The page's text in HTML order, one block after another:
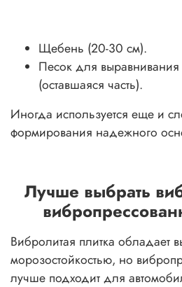
Щебень (20-30 см).
Песок для
(оставшаяся часть).
Иногда используется еще и
формирования надежного
Лучше выбрать
Вибролитая плитка обладает
морозостойкостью, но
лучше подходит для